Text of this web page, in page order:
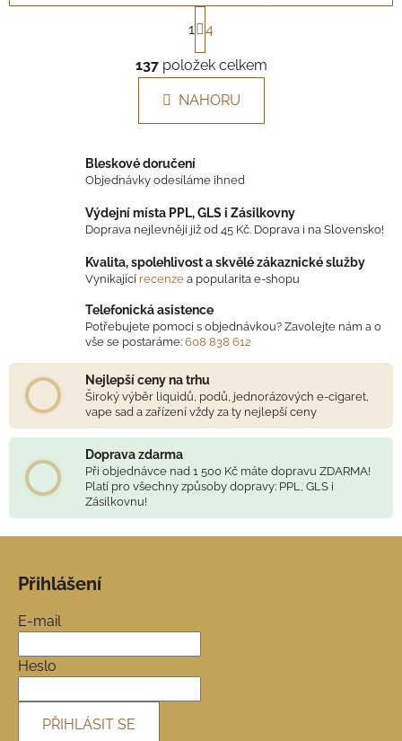
O
v
l
á
d
í
p
r
k
y
v
ý
p
i
s
u
S
t
r
á
n
k
í
1 4
137položek celkem
NAHORU
Bleskové doručení
Objednávky odesíláme ihned
Výdejní místa PPL, GLS i Zásilkovny
Doprava nejlevněji již od 45 Kč. Doprava i na Slovensko!
Kvalita, spolehlivost a skvělé zákaznické služby
Vynikající recenze a popularita e-shopu
Telefonická asistence
Potřebujete pomoci s objednávkou? Zavolejte nám a o
vše se postaráme: 608 838 612
Nejlepší ceny na trhu
Široký výběr liquidů, podů, jednorázových e-cigaret,
vape sad a zařízení vždy za ty nejlepší ceny
Doprava zdarma
Při objednávce nad 1 500 Kč máte dopravu ZDARMA!
Platí pro všechny způsoby dopravy: PPL, GLS i
Zásilkovnu!
Přihlášení
E-mail
Heslo
PŘIHLÁSIT SE